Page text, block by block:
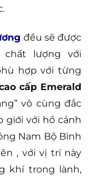
đều sẽ được
lượng với
hợp với từng
cấp Emerald
vô cùng đắc
giới với hồ cảnh
Nam Bộ Bình
, với vị trí này
khí trong lành,